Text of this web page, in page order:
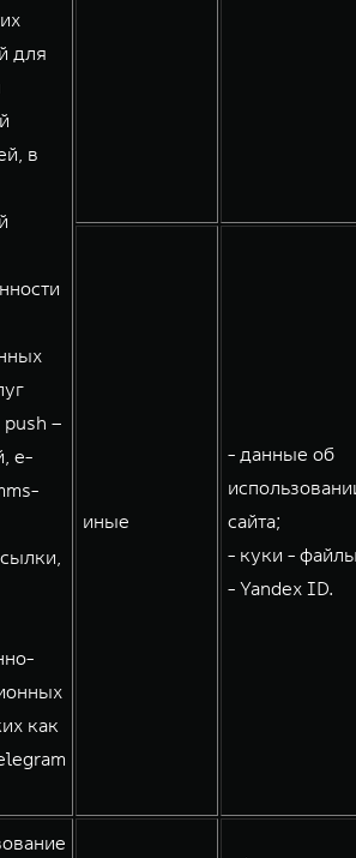
для
в
–
e-
как
иные
- данные об
сайта;
- куки -
- Yandex ID.